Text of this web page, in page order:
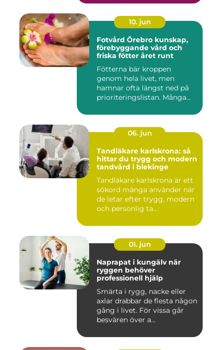
10. jun
Fotvård Örebro kunskap,
förebyggande vård och
friska fötter året runt
Fötterna bär kroppen
genom hela livet, men
hamnar ofta längst ned på
prioriteringslistan. Många
06. jun
Tandläkare karlskrona: så
hittar du trygg och modern
tandvård i blekinge
Tandläkare karlskrona är ett
sökord många använder när
de letar efter trygg, modern
och personlig ta...
01. jun
Naprapat i kungälv när
ryggen behöver
professionell hjälp
Smärta i rygg, nacke eller
axlar drabbar de flesta någon
gång i livet. För vissa går
besvären över a...